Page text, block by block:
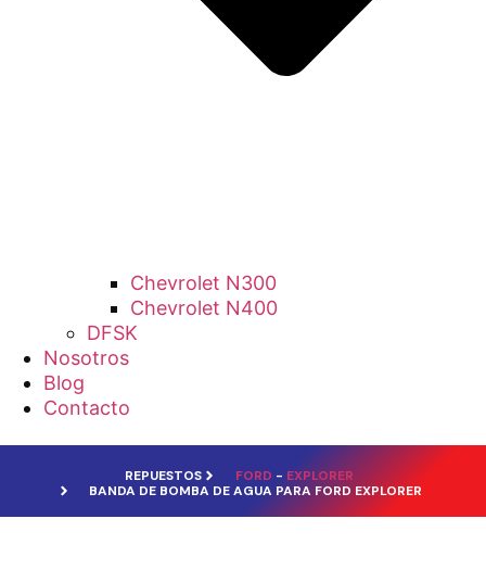
Chevrolet N300
Chevrolet N400
DFSK
Nosotros
Blog
Contacto
REPUESTOS FORD - EXPLORER
BANDA DE BOMBA DE AGUA PARA FORD EXPLORER